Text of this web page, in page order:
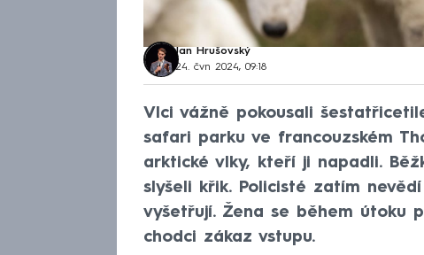
Jan Hrušovský
24. čvn 2024, 09:18
Vlci vážně pokousali
safari parku ve francouzském
arktické vlky, kteří ji napadli.
slyšeli křik. Policisté zatím
vyšetřují. Žena se během útoku
chodci zákaz vstupu.